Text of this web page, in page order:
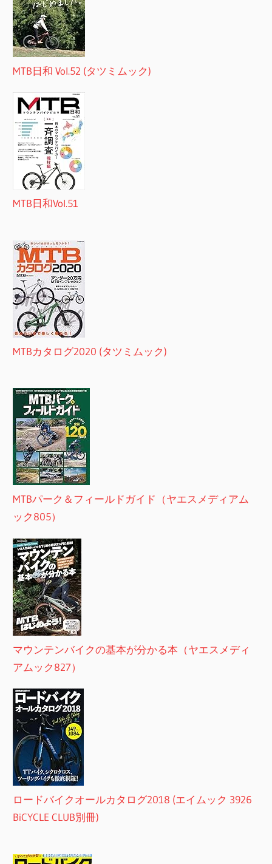
MTB日和 Vol.52 (タツミムック)
MTB日和Vol.51
MTBカタログ2020 (タツミムック)
MTBパーク＆フィールドガイド（ヤエスメディアム
ック805）
マウンテンバイクの基本が分かる本（ヤエスメディ
アムック827）
ロードバイクオールカタログ2018 (エイムック 3926
BiCYCLE CLUB別冊)